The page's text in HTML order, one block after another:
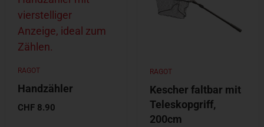
RAGOT
Handzähler
CHF 8.90
RAGOT
Kescher faltbar mit
Teleskopgriff,
200cm